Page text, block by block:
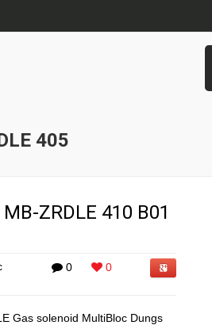
405
MB-ZRDLE 410 B01
0 0
Gas solenoid MultiBloc Dungs